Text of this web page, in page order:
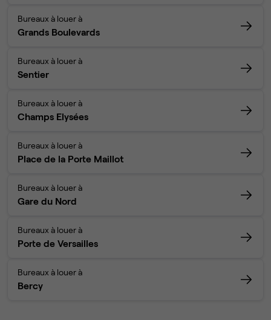
Bureaux à louer à
Grands Boulevards
Bureaux à louer à
Sentier
Bureaux à louer à
Champs Elysées
Bureaux à louer à
Place de la Porte Maillot
Bureaux à louer à
Gare du Nord
Bureaux à louer à
Porte de Versailles
Bureaux à louer à
Bercy